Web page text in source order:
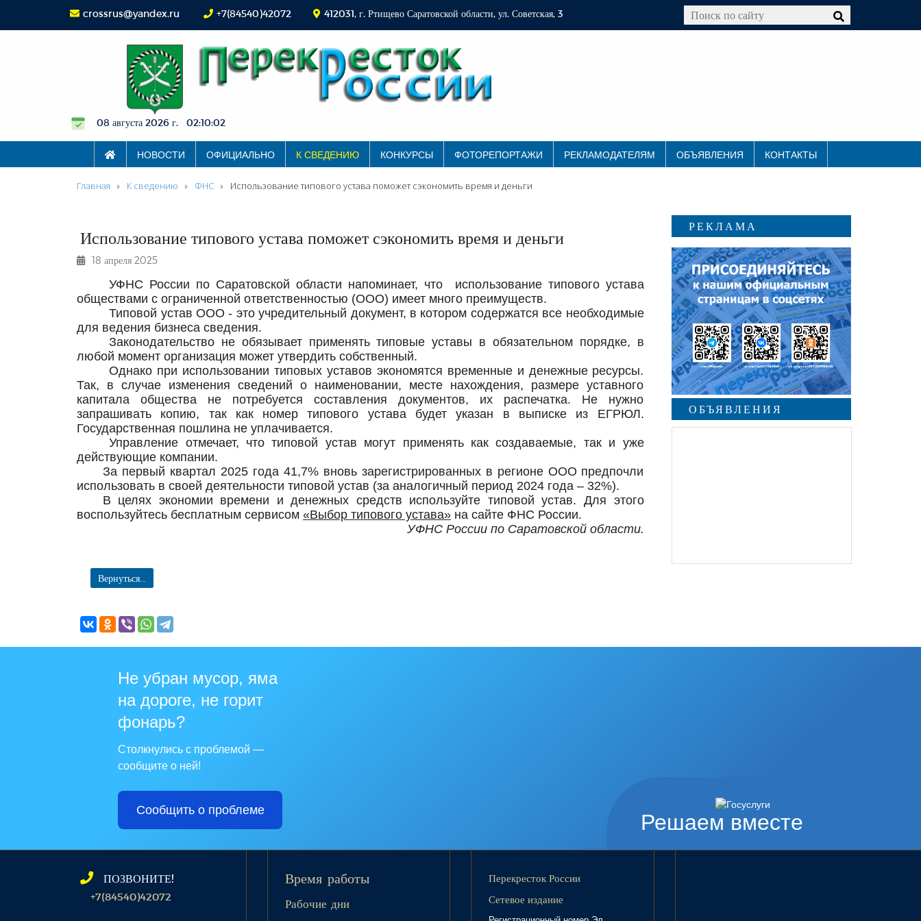
crossrus@yandex.ru +7(84540)42072 412031, г. Ртищево Саратовской области, ул. Советская, 3
08 августа 2026 г. 02:10:03
НОВОСТИ ОФИЦИАЛЬНО К СВЕДЕНИЮ КОНКУРСЫ ФОТОРЕПОРТАЖИ РЕКЛАМОДАТЕЛЯМ ОБЪЯВЛЕНИЯ КОНТАКТЫ
Главная К сведению ФНС Использование типового устава поможет сэкономить время и деньги
Использование типового устава поможет сэкономить время и деньги
18 апреля 2025
УФНС России по Саратовской области напоминает, что
использование типового устава
обществами с ограниченной ответственностью (ООО) имеет много преимуществ.
Типовой устав ООО - это учредительный документ, в котором содержатся все необходимые
для ведения бизнеса сведения.
Законодательство не обязывает применять типовые уставы в обязательном порядке, в
любой момент организация может утвердить собственный.
Однако при использовании типовых уставов экономятся временные и денежные ресурсы.
Так, в случае изменения сведений о наименовании, месте нахождения, размере уставного
капитала общества не потребуется составления документов, их распечатка. Не нужно
запрашивать копию, так как номер типового устава будет указан в выписке из ЕГРЮЛ.
Государственная пошлина не уплачивается.
Управление отмечает, что типовой устав могут применять как создаваемые, так и уже
действующие компании.
За первый квартал 2025 года 41,7% вновь зарегистрированных в регионе ООО предпочли
использовать в своей деятельности типовой устав (за аналогичный период 2024 года – 32%).
В целях экономии времени и денежных средств используйте типовой устав. Для этого
воспользуйтесь бесплатным сервисом «Выбор типового устава» на сайте ФНС России.
УФНС России по Саратовской области.
Вернуться...
РЕКЛАМА
ОБЪЯВЛЕНИЯ
Решаем вместе
Не убран мусор, яма
на дороге, не горит
фонарь?
Столкнулись с проблемой —
сообщите о ней!
Сообщить о проблеме
ПОЗВОНИТЕ!
+7(84540)42072
Время работы
Рабочие дни
Перекресток России
Сетевое издание